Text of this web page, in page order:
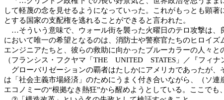
して軽蔑の念を見せるようになっていった。これがもっとも顕
とする国家の支配権を逃れることができると言われた。
…そういう意味で、ウォール街を襲った火曜日のテロ攻撃は、
において唯一の希望となるのは、消防士や警察官たちのヒロイ
エンジニアたちと、彼らの救助に向かったブルーカラーの人々
（フランシス・フクヤマ「THE UNITED STATES」／『フィナ
グローバリゼーションの覇者はたしかにアメリカであったが、
は「社会主義市場経済」のためにうまく付き合いながら、（ソ
エコノミーの“根拠なき熱狂”から醒めようとしている。ここで